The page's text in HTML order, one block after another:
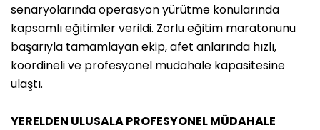
senaryolarında operasyon yürütme konularında
kapsamlı eğitimler verildi. Zorlu eğitim maratonunu
başarıyla tamamlayan ekip, afet anlarında hızlı,
koordineli ve profesyonel müdahale kapasitesine
ulaştı.
YERELDEN ULUSALA PROFESYONEL MÜDAHALE